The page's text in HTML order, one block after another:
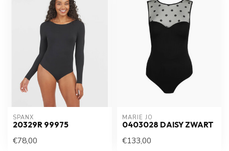
SPANX
20329R 99975
€78,00
MARIE JO
0403028 DAISY ZWART
€133,00